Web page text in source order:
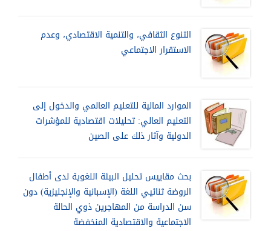
التنوع الثقافي، والتنمية الاقتصادي، وعدم
الاستقرار الاجتماعي
الموارد المالية للتعليم العالمي والدخول إلى
التعليم العالي: تحليلات اقتصادية للمؤشرات
الدولية وآثار ذلك على الصين
بحث مقاييس تحليل البيئة اللغوية لدى أطفال
الروضة ثنائيي اللغة (الإسبانية والإنجليزية) دون
سن الدراسة من المهاجرين ذوي الحالة
الاجتماعية والاقتصادية المنخفضة